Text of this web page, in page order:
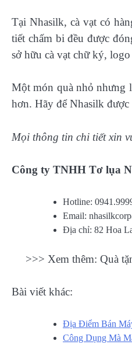
Tại Nhasilk, cà vạt có
tiết chấm bi đều được
sở hữu cà vạt chữ ký,
Một món quà nhỏ nhưng
hơn. Hãy để Nhasilk
Mọi thông tin chi tiết xin
Công ty TNHH Tơ lụa
Hotline:
Email:
Địa chỉ: 82 Hoa
>>> Xem thêm: Quà
Bài viết khác:
Địa Điểm Bán
Công Dụng Mà